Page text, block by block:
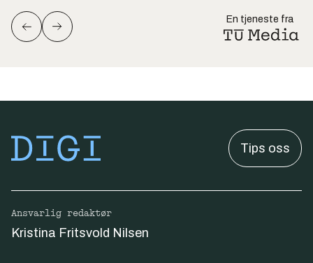
En tjeneste fra
Tips oss
Ansvarlig redaktør
Kristina Fritsvold Nilsen